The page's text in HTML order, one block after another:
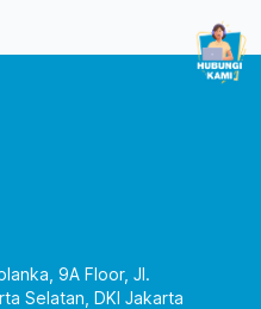
9A Floor, Jl.
Selatan, DKI Jakarta